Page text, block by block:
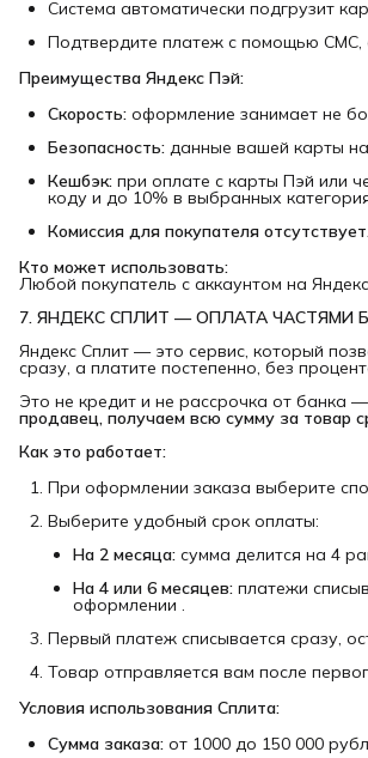
Система автоматически подгрузит
Подтвердите платеж с помощью СМС,
Преимущества Яндекс Пэй:
Скорость: оформление занимает не
Безопасность: данные вашей карты
Кешбэк: при оплате с карты Пэй или
коду и до 10% в выбранных
Комиссия для покупателя
Кто может использовать:
Любой покупатель с аккаунтом на
7. ЯНДЕКС СПЛИТ — ОПЛАТА ЧАСТЯМИ
Яндекс Сплит — это сервис, который
сразу, а платите постепенно, без
Это не кредит и не рассрочка от банка
продавец, получаем всю сумму за товар
Как это работает:
При оформлении заказа выберите
Выберите удобный срок оплаты:
На 2 месяца: сумма делится на 4
На 4 или 6 месяцев: платежи
оформлении .
Первый платеж списывается сразу,
Товар отправляется вам после
Условия использования Сплита:
Сумма заказа: от 1000 до 150 000